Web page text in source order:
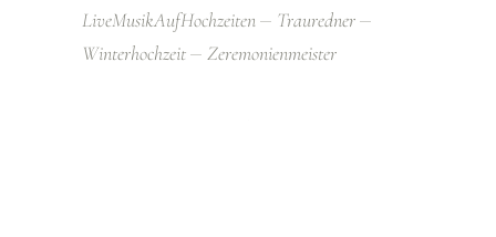
LiveMusikAufHochzeiten
Trauredner
Winterhochzeit
Zeremonienmeister